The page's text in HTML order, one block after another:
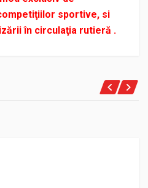
sportive, si
în circulaţia rutieră .